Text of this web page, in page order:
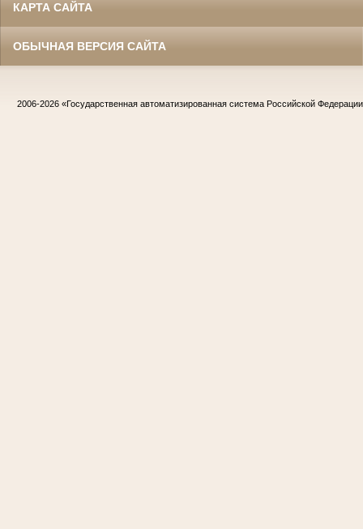
КАРТА САЙТА
ОБЫЧНАЯ ВЕРСИЯ САЙТА
2006-2026 «Государственная автоматизированная система Российской